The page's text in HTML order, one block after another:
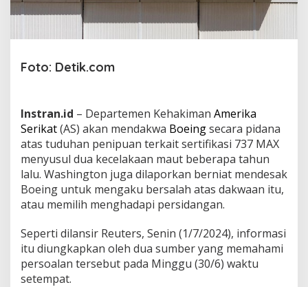
k
e
s
h
A
t
a
s
T
r
a
e
d
i
7
Foto: Detik.com
Instran.id – Departemen Kehakiman Amerika
Serikat(AS) akan mendakwa Boeingsecara pidana
atas tuduhan penipuan terkait sertifikasi 737 MAX
menyusul dua kecelakaan maut beberapa tahun
lalu. Washington juga dilaporkan berniat mendesak
Boeing untuk mengaku bersalah atas dakwaan itu,
atau memilih menghadapi persidangan.
Seperti dilansir Reuters, Senin (1/7/2024), informasi
itu diungkapkan oleh dua sumber yang memahami
persoalan tersebut pada Minggu (30/6) waktu
setempat.